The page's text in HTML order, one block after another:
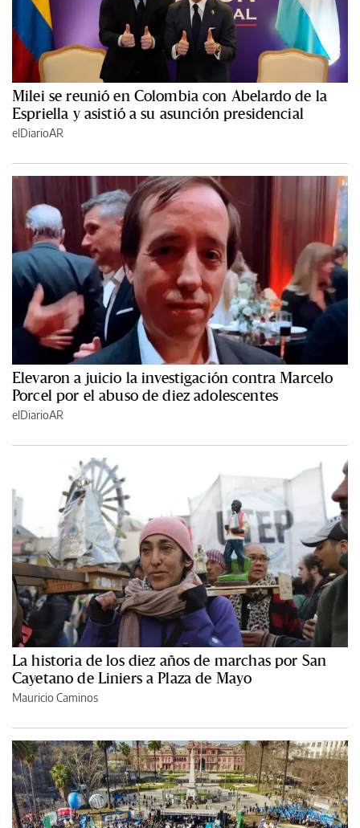
Milei se reunió en Colombia con Abelardo de la
Espriella y asistió a su asunción presidencial
elDiarioAR
Elevaron a juicio la investigación contra Marcelo
Porcel por el abuso de diez adolescentes
elDiarioAR
La historia de los diez años de marchas por San
Cayetano de Liniers a Plaza de Mayo
Mauricio Caminos